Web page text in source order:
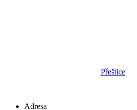
Přeštice
Adresa